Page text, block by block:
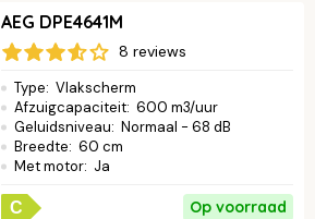
AEG DPE4641M
8 reviews
Type: Vlakscherm
Afzuigcapaciteit: 600 m3/uur
Geluidsniveau: Normaal - 68 dB
Breedte: 60 cm
Met motor: Ja
C Op voorraad